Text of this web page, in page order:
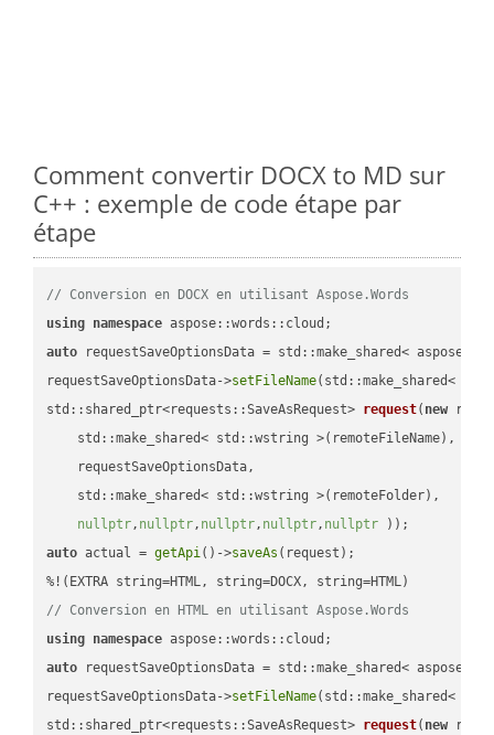
Comment convertir DOCX to MD sur
C++ : exemple de code étape par
étape
// Conversion en DOCX en utilisant Aspose.Words
using namespace
auto requestSaveOptionsData = std::make_shared<
requestSaveOptionsData->setFileName(std::make_shared<
std::shared_ptr<requests::SaveAsRequest> request( new
    std::make_shared< std::wstring >(remoteFileName),
    requestSaveOptionsData,
    std::make_shared< std::wstring >(remoteFolder),
nullptr, nullptr, nullptr, nullptr, nullptr ))
auto actual = getApi()->saveAs (request);
// Conversion en HTML en utilisant Aspose.Words
using namespace
auto requestSaveOptionsData = std::make_shared<
requestSaveOptionsData->setFileName(std::make_shared<
std::shared_ptr<requests::SaveAsRequest> request( new